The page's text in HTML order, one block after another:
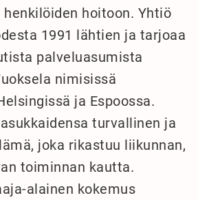
hoitoon. Yhtiö
1991 lähtien ja tarjoaa
palveluasumista
nimisissä
ja Espoossa.
turvallinen ja
joka rikastuu liikunnan,
toiminnan kautta.
alainen kokemus